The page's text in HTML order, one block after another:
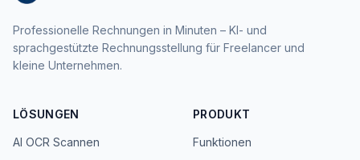
Professionelle Rechnungen in Minuten – KI- und
sprachgestützte Rechnungsstellung für Freelancer und
kleine Unternehmen.
LÖSUNGEN
AI OCR Scannen
PRODUKT
Funktionen